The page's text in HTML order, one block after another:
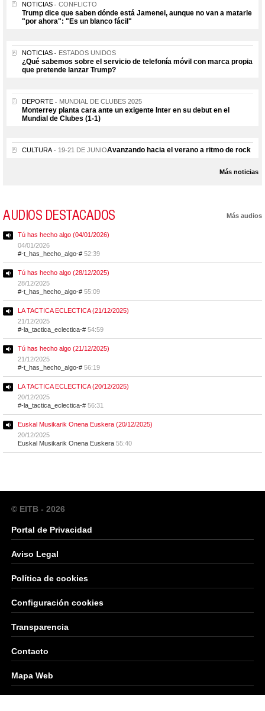
NOTICIAS CONFLICTO
Trump dice que saben dónde está Jamenei, aunque no van a matarle
"por ahora": "Es un blanco fácil"
NOTICIAS ESTADOS UNIDOS
¿Qué sabemos sobre el servicio de telefonía móvil con marca propia
que pretende lanzar Trump?
DEPORTE MUNDIAL DE CLUBES 2025
Monterrey planta cara ante un exigente Inter en su debut en el
Mundial de Clubes (1-1)
CULTURA 19-21 DE JUNIOAvanzando hacia el verano a ritmo de rock
Más noticias
AUDIOS DESTACADOS Más audios
Tú has hecho algo (04/01/2026)
04/01/2026
#-t_has_hecho_algo-# 52:39
Tú has hecho algo (28/12/2025)
28/12/2025
#-t_has_hecho_algo-# 55:09
LA TACTICA ECLECTICA (21/12/2025)
21/12/2025
#-la_tactica_eclectica-# 54:59
Tú has hecho algo (21/12/2025)
21/12/2025
#-t_has_hecho_algo-# 56:19
LA TACTICA ECLECTICA (20/12/2025)
20/12/2025
#-la_tactica_eclectica-# 56:31
Euskal Musikarik Onena Euskera (20/12/2025)
20/12/2025
Euskal Musikarik Onena Euskera 55:40
© EITB - 2026
Portal de Privacidad
Aviso Legal
Política de cookies
Configuración cookies
Transparencia
Contacto
Mapa Web